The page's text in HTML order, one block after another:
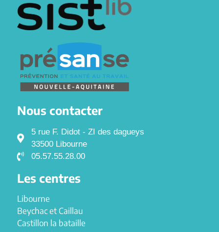
Nous contacter
5 rue F. Didot - ZI des dagueys
33500 Libourne
05.57.55.28.00
Les centres
Libourne
Beychac et Caillau
Castillon la bataille